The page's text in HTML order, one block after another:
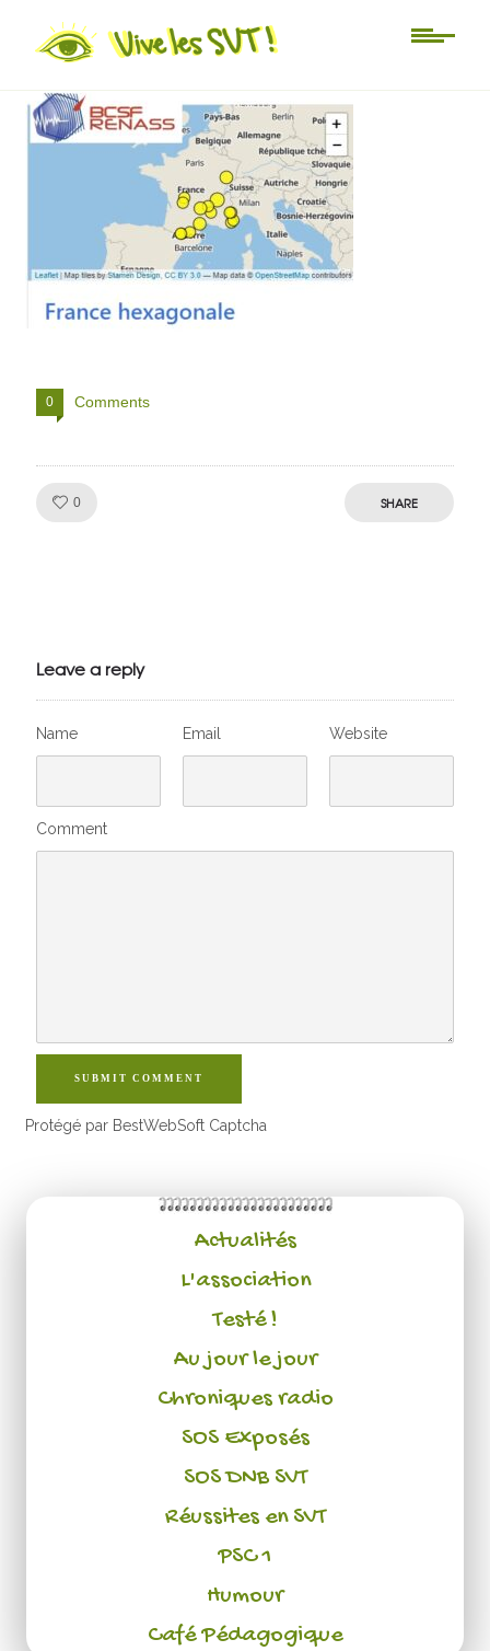
réseau sismomètre Renass
0 Comments
0 SHARE
Leave a reply
Name Email Website
Comment
SUBMIT COMMENT
Protégé par BestWebSoft Captcha
Actualités
L'association
Testé !
Au jour le jour
Chroniques radio
SOS Exposés
SOS DNB SVT
Réussites en SVT
PSC 1
Humour
Café Pédagogique